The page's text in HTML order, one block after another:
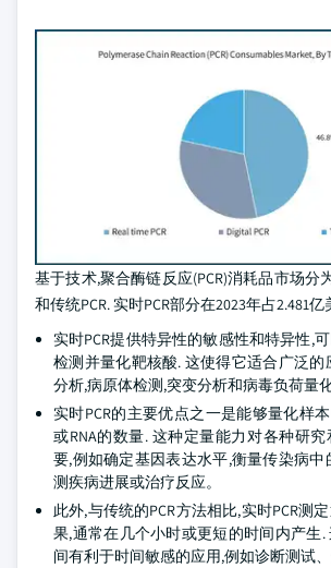
基于技术,聚合酶链反应(PCR)消耗品市场分
和传统PCR. 实时PCR部分在2023年占2.481亿
实时PCR提供特异性的敏感性和特异性,
检测并量化靶核酸. 这使得它适合广泛的
分析,病原体检测,突变分析和病毒负荷量
实时PCR的主要优点之一是能够量化样
或RNA的数量. 这种定量能力对各种研
要,例如确定基因表达水平,衡量传染病中
测疾病进展或治疗反应。
此外,与传统的PCR方法相比,实时PCR测
果,通常在几个小时或更短的时间内产生.
间有利于时间敏感的应用,例如诊断测试